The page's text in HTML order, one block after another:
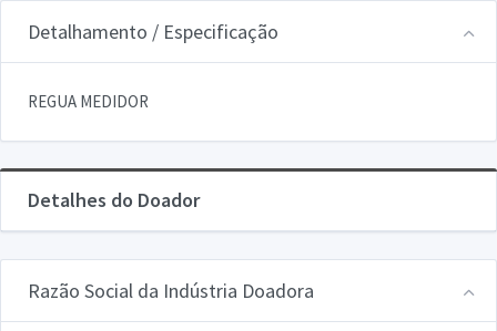
Detalhamento / Especificação
REGUA MEDIDOR
Detalhes do Doador
Razão Social da Indústria Doadora